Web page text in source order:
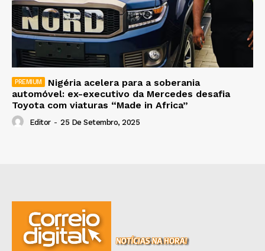
Nigéria acelera para a soberania
automóvel: ex-executivo da Mercedes desafia
Toyota com viaturas “Made in Africa”
Editor - 25 De Setembro, 2025